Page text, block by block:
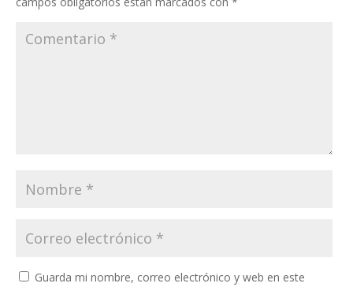
Guarda mi nombre, correo electrónico y web en este